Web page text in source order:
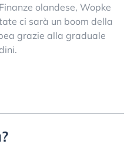
olandese, Wopke
ci sarà un boom della
grazie alla graduale